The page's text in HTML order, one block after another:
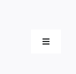
Toggle